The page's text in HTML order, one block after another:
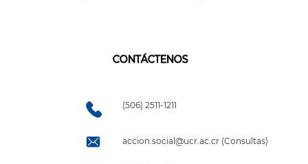
CONTÁCTENOS
(506) 2511-1211
accion.social@ucr.ac.cr (Consultas)